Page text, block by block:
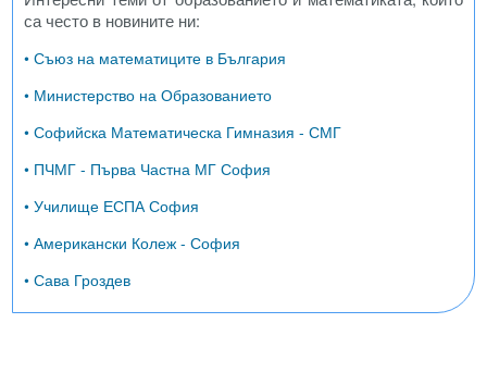
са често в новините ни:
• Съюз на математиците в България
• Министерство на Образованието
• Софийска Математическа Гимназия - СМГ
• ПЧМГ - Първа Частна МГ София
• Училище ЕСПА София
• Американски Колеж - София
• Сава Гроздев